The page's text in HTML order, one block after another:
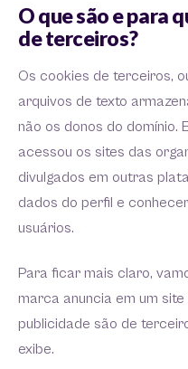
O que são e para
de terceiros?
Os cookies de terceiros,
arquivos de texto
não os donos do domínio.
acessou os sites das
divulgados em outras
dados do perfil e
usuários.
Para ficar mais claro,
marca anuncia em um
publicidade são de
exibe.